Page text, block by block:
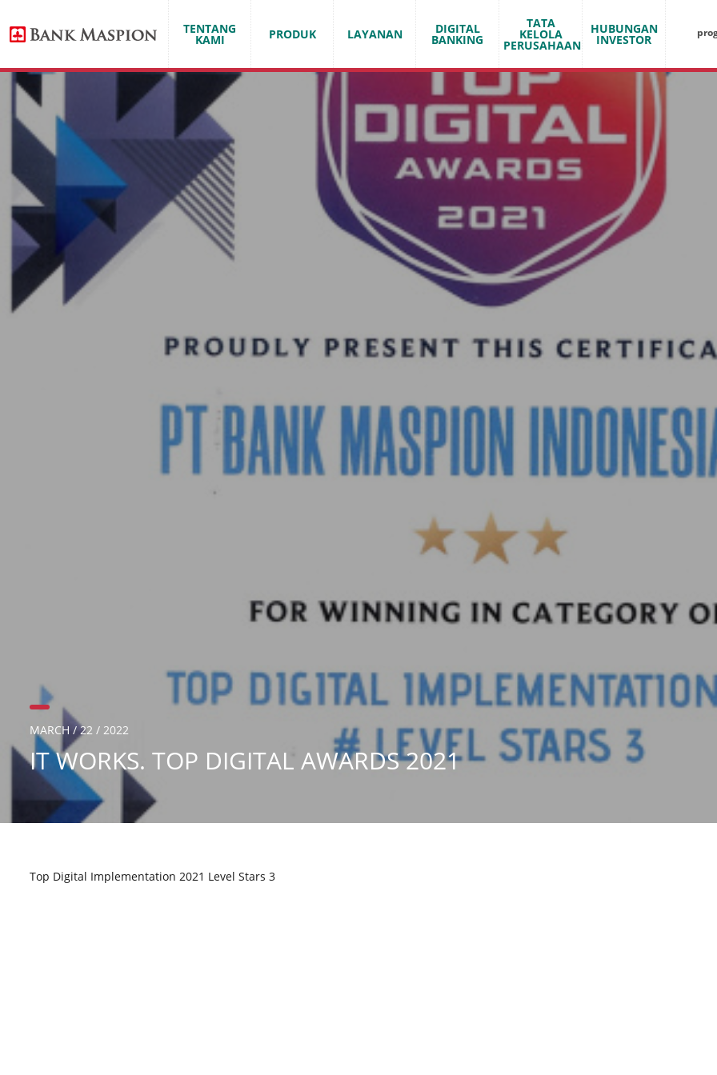
TENTANG
KAMI PRODUK LAYANAN DIGITAL
BANKING
TATA
KELOLA
PERUSAHAAN
HUBUNGAN
INVESTOR
MARCH / 22 / 2022
IT WORKS. TOP DIGITAL AWARDS 2021
MARCH / 22 / 2022
IT WORKS. TOP DIGITAL AWARDS 2021
Top Digital Implementation 2021 Level Stars 3